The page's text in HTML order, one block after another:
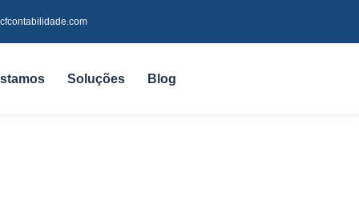
Soluções Blog